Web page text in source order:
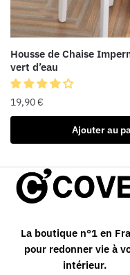
Housse de Chaise
vert d’eau
19,90€
Ajouter au
La boutique n°1 en
pour redonner vie à
intérieur.